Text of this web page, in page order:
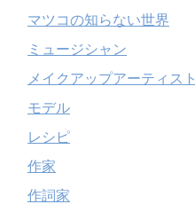
マツコの知らない世界
ミュージシャン
メイクアップアーティスト
モデル
レシピ
作家
作詞家